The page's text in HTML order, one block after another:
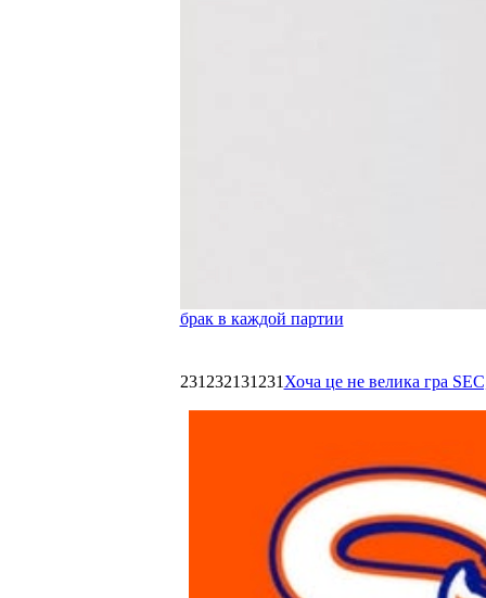
брак в каждой партии
231232131231 Хоча це не велика гра